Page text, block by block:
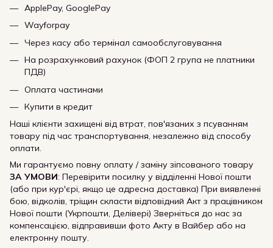
ApplePay, GooglePay
Wayforpay
Через касу або термінал самообслуговування
На розрахунковий рахунок (ФОП 2 група не платники
ПДВ)
Оплата частинами
Купити в кредит
Наші клієнти захищені від втрат, пов'язаних з псуванням
товару під час транспортування, незалежно від способу
оплати.
Ми гарантуємо повну оплату / заміну зіпсованого товару
ЗА УМОВИ: Перевірити посилку у відділенні Нової пошти
(або при кур'єрі, якщо це адресна доставка) При виявленні
бою, відколів, тріщин скласти відповідний Акт з працівником
Нової пошти (Укрпошти, Делівері) Зверніться до нас за
компенсацією, відправивши фото Акту в Вайбер або на
електронну пошту.